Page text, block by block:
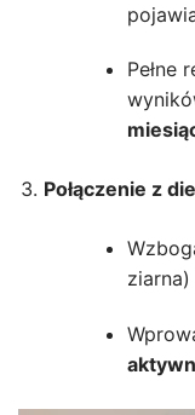
Pełne
Połączenie z
ziarna)